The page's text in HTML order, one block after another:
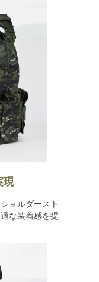
現
ョルダースト
な装着感を提